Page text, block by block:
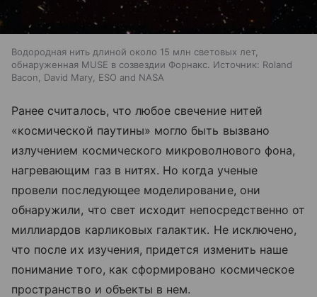
Водородная нить длиной около 15 млн световых лет,
обнаруженная MUSE в созвездии Форнакс. Источник: Roland
Bacon, David Mary, ESO and NASA
Ранее считалось, что любое свечение нитей
«космической паутины» могло быть вызвано
излучением космического микроволнового фона,
нагревающим газ в нитях. Но когда ученые
провели последующее моделирование, они
обнаружили, что свет исходит непосредственно от
миллиардов карликовых галактик. Не исключено,
что после их изучения, придется изменить наше
понимание того, как сформировано космическое
пространство и объекты в нем.